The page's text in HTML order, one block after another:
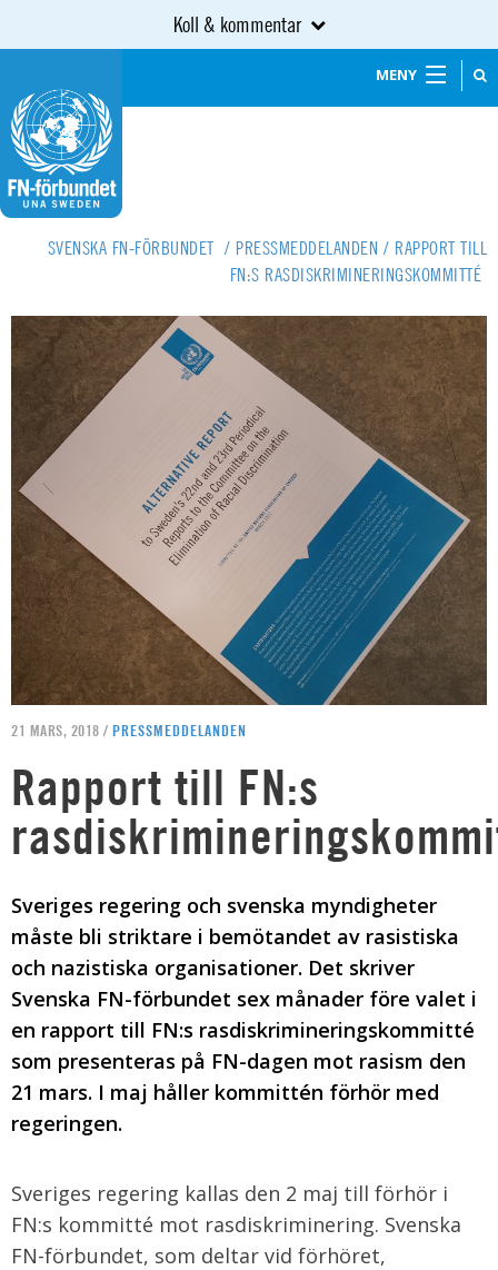
Koll & kommentar
MENY
SVENSKA FN-FÖRBUNDET / PRESSMEDDELANDEN / RAPPORT TILL
FN:S RASDISKRIMINERINGSKOMMITTÉ
21 MARS, 2018 / PRESSMEDDELANDEN
Rapport till FN:s
Sveriges regering och svenska myndigheter
måste bli striktare i bemötandet av rasistiska
och nazistiska organisationer. Det skriver
Svenska FN-förbundet sex månader före valet i
en rapport till FN:s rasdiskrimineringskommitté
som presenteras på FN-dagen mot rasism den
21 mars. I maj håller kommittén förhör med
regeringen.
Sveriges regering kallas den 2 maj till förhör i
FN:s kommitté mot rasdiskriminering. Svenska
FN-förbundet, som deltar vid förhöret,